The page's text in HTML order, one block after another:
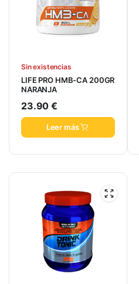
Sin existencias
LIFE PRO HMB-CA 200GR
NARANJA
23.90€
Leer más